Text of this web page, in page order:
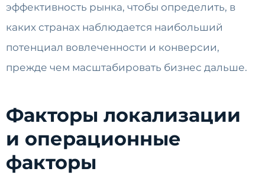
эффективность рынка, чтобы определить, в
каких странах наблюдается наибольший
потенциал вовлеченности и конверсии,
прежде чем масштабировать бизнес дальше.
Факторы локализации
и операционные
факторы